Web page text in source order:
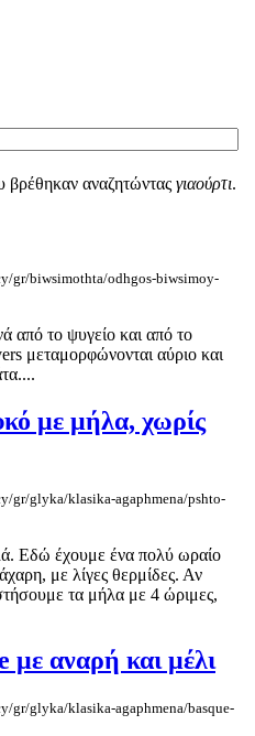
αναζητώντας γιαούρτι.
gr/biwsimothta/odhgos-biwsimoy-
από το ψυγείο και από το
μεταμορφώνονται αύριο και
με μήλα, χωρίς
gr/glyka/klasika-agaphmena/pshto-
Εδώ έχουμε ένα πολύ ωραίο
με λίγες θερμίδες. Αν
τα μήλα με 4 ώριμες,
με αναρή και μέλι
gr/glyka/klasika-agaphmena/basque-